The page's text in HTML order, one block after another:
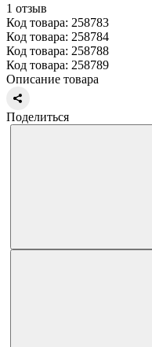
1 отзыв
Код товара: 258783
Код товара: 258784
Код товара: 258788
Код товара: 258789
Описание товара
Поделиться